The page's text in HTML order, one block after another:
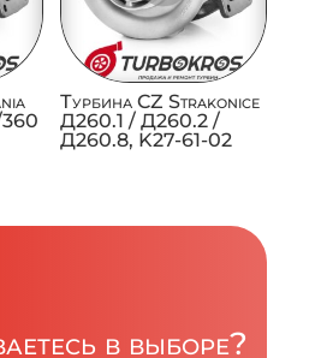
360
Турбина CZ Strakonice
Д260.1 / Д260.2 /
Д260.8, K27-61-02
в выборе?